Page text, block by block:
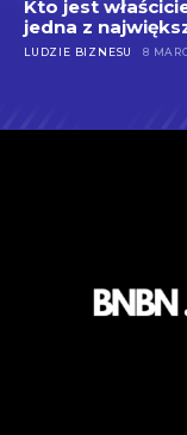
Kto jest
jedna z
LUDZIE BIZNESU 8